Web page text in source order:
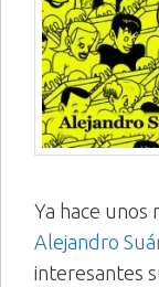
Ya hace unos
Alejandro
interesantes